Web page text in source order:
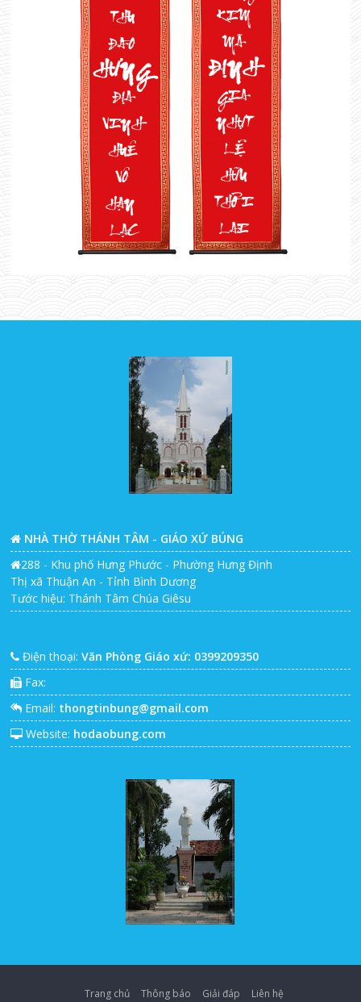
NHÀ THỜ THÁNH TÂM - GIÁO XỨ BÚNG
288 - Khu phố Hưng Phước - Phường Hưng Định
Thị xã Thuận An - Tỉnh Bình Dương
Tước hiệu: Thánh Tâm Chúa Giêsu
Điện thoại:Văn Phòng Giáo xứ: 0399209350
Fax:
Email: thongtinbung@gmail.com
Website: hodaobung.com
Trang chủ Thông báo Giải đáp Liên hệ